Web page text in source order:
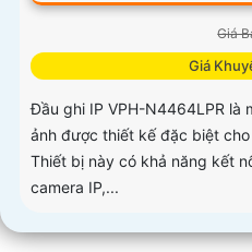
Giá
Giá
Đầu ghi IP VPH-N4464LPR là
ảnh được thiết kế đặc biệt
Thiết bị này có khả năng kết
camera IP,...